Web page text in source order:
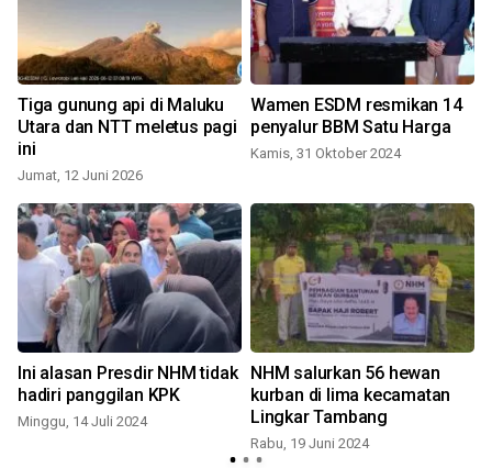
Tiga gunung api di Maluku
Utara dan NTT meletus pagi
ini
Jumat, 12 Juni 2026
Wamen ESDM resmikan 14
penyalur BBM Satu Harga
Kamis, 31 Oktober 2024
Ini alasan Presdir NHM tidak
hadiri panggilan KPK
Minggu, 14 Juli 2024
NHM salurkan 56 hewan
kurban di lima kecamatan
Lingkar Tambang
Rabu, 19 Juni 2024